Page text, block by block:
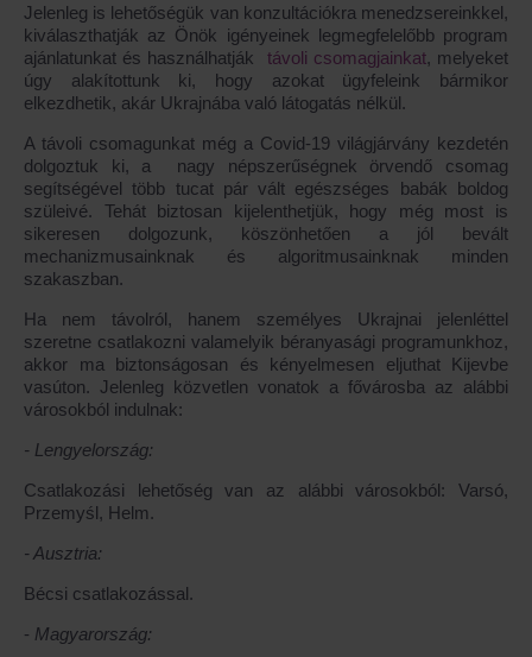
Jelenleg is lehetőségük van konzultációkra menedzsereinkkel,
kiválaszthatják az Önök igényeinek legmegfelelőbb program
ajánlatunkat és használhatják távoli csomagjainkat, melyeket
úgy alakítottunk ki, hogy azokat ügyfeleink bármikor
elkezdhetik, akár Ukrajnába való látogatás nélkül.
A távoli csomagunkat még a Covid-19 világjárvány kezdetén
dolgoztuk ki, a nagy népszerűségnek örvendő csomag
segítségével több tucat pár vált egészséges babák boldog
szüleivé. Tehát biztosan kijelenthetjük, hogy még most is
sikeresen dolgozunk, köszönhetően a jól bevált
mechanizmusainknak és algoritmusainknak minden
szakaszban.
Ha nem távolról, hanem személyes Ukrajnai jelenléttel
szeretne csatlakozni valamelyik béranyasági programunkhoz,
akkor ma biztonságosan és kényelmesen eljuthat Kijevbe
vasúton. Jelenleg közvetlen vonatok a fővárosba az alábbi
városokból indulnak:
- Lengyelország:
Csatlakozási lehetőség van az alábbi városokból: Varsó,
Przemyśl, Helm.
-Ausztria:
Bécsi csatlakozással.
- Magyarország: